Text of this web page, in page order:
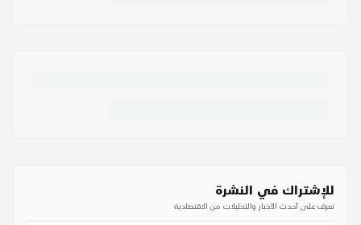
للإشتراك في النشرة
تعرف على أحدث الأخبار والتحليلات من الاقتصادية